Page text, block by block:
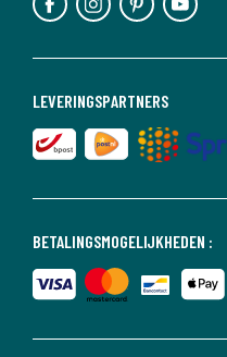
BETALINGSMOGELIJKHEDEN :
LEVERINGSPARTNERS